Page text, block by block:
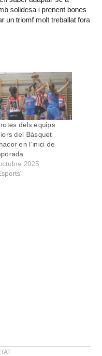
solidesa i prenent bones
un triomf molt treballat fora
dels equips
del Bàsquet
en l’inici de
2025